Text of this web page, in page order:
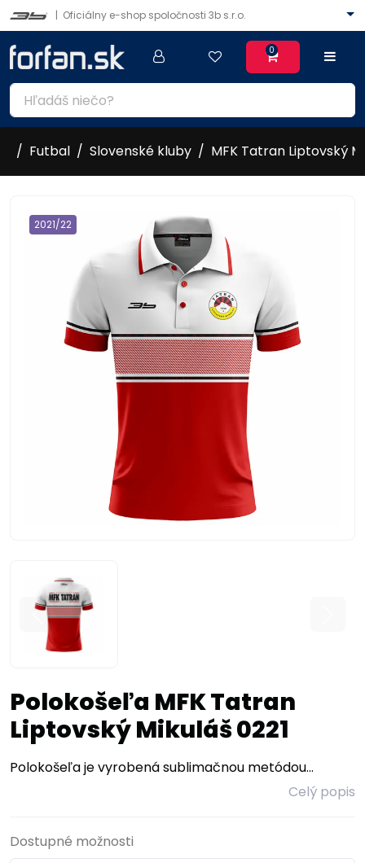
| Oficiálny e-shop spoločnosti 3b s.r.o.
0
Futbal Slovenské kluby MFK Tatran Liptovský
2021/22
Polokošeľa MFK Tatran
Liptovský Mikuláš 0221
Polokošeľa je vyrobená sublimačnou metódou...
Celý popis
Dostupné možnosti